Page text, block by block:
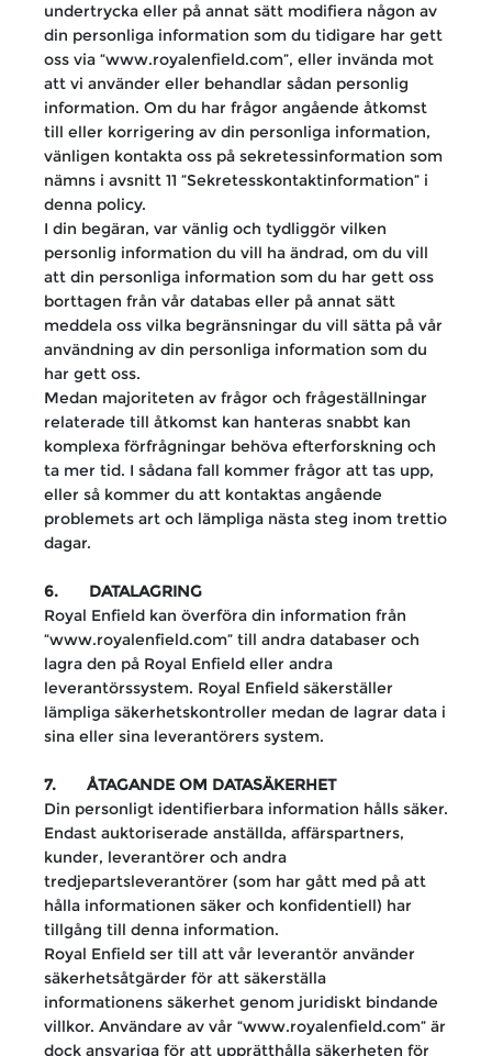
undertrycka eller på annat sätt modifiera någon av
din personliga information som du tidigare har gett
oss via “www.royalenfield.com”, eller invända mot
att vi använder eller behandlar sådan personlig
information. Om du har frågor angående åtkomst
till eller korrigering av din personliga information,
vänligen kontakta oss på sekretessinformation som
nämns i avsnitt 11 ”Sekretesskontaktinformation” i
denna policy.
I din begäran, var vänlig och tydliggör vilken
personlig information du vill ha ändrad, om du vill
att din personliga information som du har gett oss
borttagen från vår databas eller på annat sätt
meddela oss vilka begränsningar du vill sätta på vår
användning av din personliga information som du
har gett oss.
Medan majoriteten av frågor och frågeställningar
relaterade till åtkomst kan hanteras snabbt kan
komplexa förfrågningar behöva efterforskning och
ta mer tid. I sådana fall kommer frågor att tas upp,
eller så kommer du att kontaktas angående
problemets art och lämpliga nästa steg inom trettio
dagar.
6. DATALAGRING
Royal Enfield kan överföra din information från
“www.royalenfield.com” till andra databaser och
lagra den på Royal Enfield eller andra
leverantörssystem. Royal Enfield säkerställer
lämpliga säkerhetskontroller medan de lagrar data i
sina eller sina leverantörers system.
7. ÅTAGANDE OM DATASÄKERHET
Din personligt identifierbara information hålls säker.
Endast auktoriserade anställda, affärspartners,
kunder, leverantörer och andra
tredjepartsleverantörer (som har gått med på att
hålla informationen säker och konfidentiell) har
tillgång till denna information.
Royal Enfield ser till att vår leverantör använder
säkerhetsåtgärder för att säkerställa
informationens säkerhet genom juridiskt bindande
villkor. Användare av vår “www.royalenfield.com” är
dock ansvariga för att upprätthålla säkerheten för